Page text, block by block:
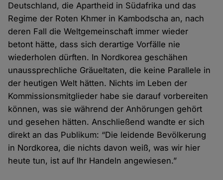
Deutschland, die Apartheid in Südafrika und das
Regime der Roten Khmer in Kambodscha an, nach
deren Fall die Weltgemeinschaft immer wieder
betont hätte, dass sich derartige Vorfälle nie
wiederholen dürften. In Nordkorea geschähen
unaussprechliche Gräueltaten, die keine Parallele in
der heutigen Welt hätten. Nichts im Leben der
Kommissionsmitglieder habe sie darauf vorbereiten
können, was sie während der Anhörungen gehört
und gesehen hätten. Anschließend wandte er sich
direkt an das Publikum: “Die leidende Bevölkerung
in Nordkorea, die nichts davon weiß, was wir hier
heute tun, ist auf Ihr Handeln angewiesen.”